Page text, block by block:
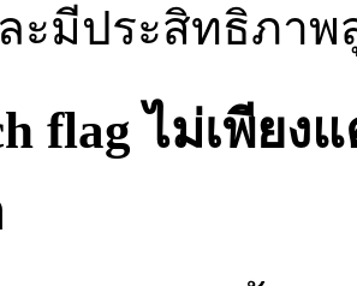
ะมีประสิทธิภา
flag ไม่เพีย